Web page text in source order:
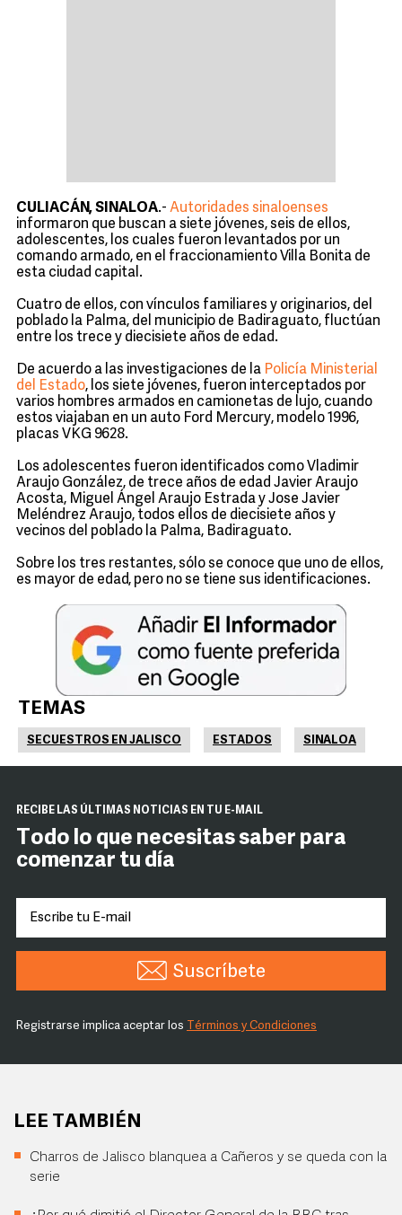
CULIACÁN, SINALOA.- Autoridades sinaloenses
informaron que buscan a siete jóvenes, seis de ellos,
adolescentes, los cuales fueron levantados por un
comando armado, en el fraccionamiento Villa Bonita de
esta ciudad capital.
Cuatro de ellos, con vínculos familiares y originarios, del
poblado la Palma, del municipio de Badiraguato, fluctúan
entre los trece y diecisiete años de edad.
De acuerdo a las investigaciones de la Policía Ministerial
del Estado, los siete jóvenes, fueron interceptados por
varios hombres armados en camionetas de lujo, cuando
estos viajaban en un auto Ford Mercury, modelo 1996,
placas VKG 9628.
Los adolescentes fueron identificados como Vladimir
Araujo González, de trece años de edad Javier Araujo
Acosta, Miguel Ángel Araujo Estrada y Jose Javier
Meléndrez Araujo, todos ellos de diecisiete años y
vecinos del poblado la Palma, Badiraguato.
Sobre los tres restantes, sólo se conoce que uno de ellos,
es mayor de edad, pero no se tiene sus identificaciones.
TEMAS
SECUESTROS EN JALISCO ESTADOS SINALOA
RECIBE LAS ÚLTIMAS NOTICIAS EN TU E-MAIL
Todo lo que necesitas saber para
comenzar tu día
Suscríbete
Registrarse implica aceptar los Términos y Condiciones
LEE TAMBIÉN
Charros de Jalisco blanquea a Cañeros y se queda con la
serie